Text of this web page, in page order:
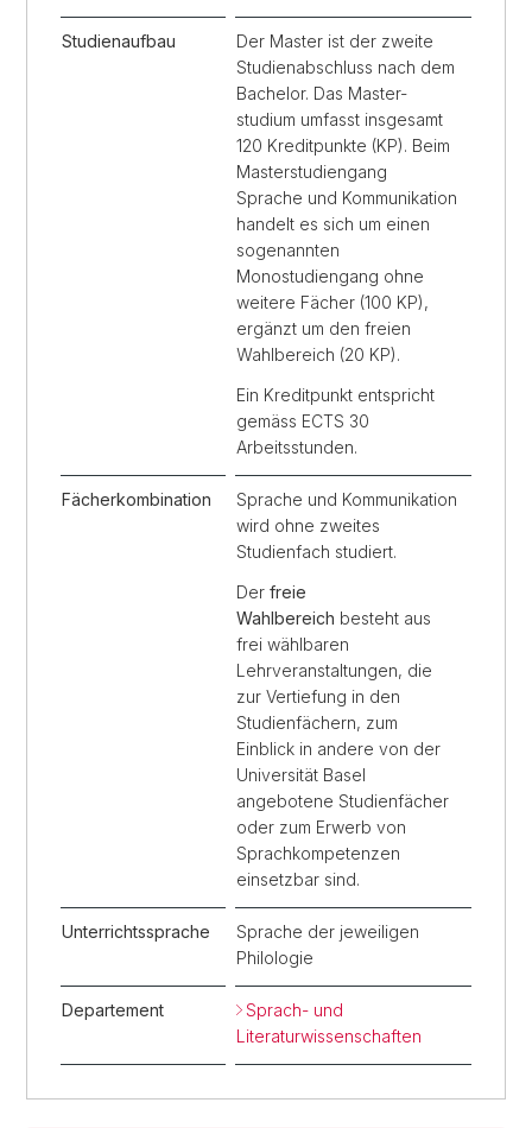
Studienaufbau
Der Master ist der zweite
Studienabschluss nach dem
Bachelor. Das Master­
studium umfasst insgesamt
120 Kreditpunkte (KP). Beim
Masterstudiengang
Sprache und Kommunikation
handelt es sich um einen
sogenannten
Monostudiengang ohne
weitere Fächer (100 KP),
ergänzt um den freien
Wahlbereich (20 KP).
Ein Kreditpunkt entspricht
gemäss ECTS 30
Arbeitsstunden.
Fächerkombination
Sprache und Kommunikation
wird ohne zweites
Studienfach studiert.
Der freie
Wahlbereich besteht aus
frei wählbaren
Lehrveranstaltungen, die
zur Vertiefung in den
Studienfächern, zum
Einblick in andere von der
Universität Basel
angebotene Studienfächer
oder zum Erwerb von
Sprachkompetenzen
einsetzbar sind.
Unterrichtssprache
Sprache der jeweiligen
Philologie
Departement
Sprach- und
Literaturwissenschaften